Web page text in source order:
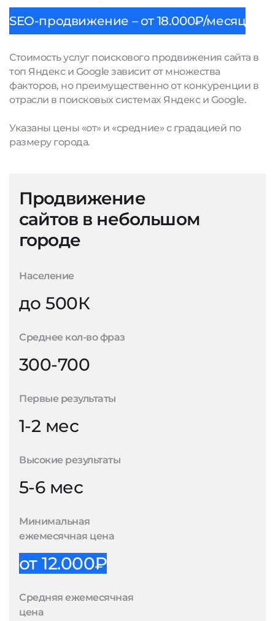
SEO-продвижение – от 18.000₽/месяц
Стоимость услуг поискового продвижения сайта в
топ Яндекс и Google зависит от множества
факторов, но преимущественно от конкуренции в
отрасли в поисковых системах Яндекс и Google.
Указаны цены «от» и «средние» с градацией по
размеру города.
Продвижение
сайтов в небольшом
городе
Население
до 500К
Среднее кол-во фраз
300-700
Первые результаты
1-2 мес
Высокие результаты
5-6 мес
Минимальная
ежемесячная цена
от 12.000₽
Средняя ежемесячная
цена